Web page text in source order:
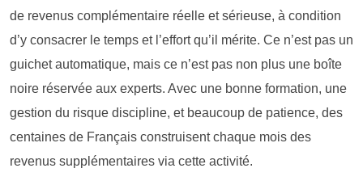
de revenus complémentaire réelle et sérieuse, à condition
d’y consacrer le temps et l’effort qu’il mérite. Ce n’est pas un
guichet automatique, mais ce n’est pas non plus une boîte
noire réservée aux experts. Avec une bonne formation, une
gestion du risque discipline, et beaucoup de patience, des
centaines de Français construisent chaque mois des
revenus supplémentaires via cette activité.